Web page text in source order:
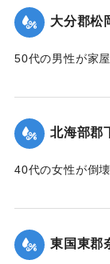
サレタ事ハ時代
通
昭和三十一
※碑文の画像（2
｜固有コード:
｜固有コード:
大分郡松
50代の男性が家
防署の調べによ
【出典：大分合
｜固有コード:
北海部郡
40代の女性が倒
｜固有コード:
東国東郡